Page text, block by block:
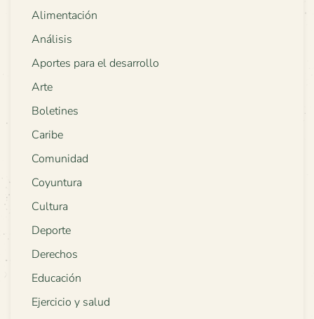
Alimentación
Análisis
Aportes para el desarrollo
Arte
Boletines
Caribe
Comunidad
Coyuntura
Cultura
Deporte
Derechos
Educación
Ejercicio y salud